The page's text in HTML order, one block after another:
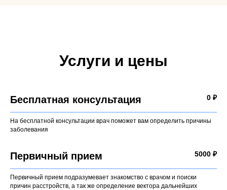
Услуги и цены
Бесплатная консультация 0 ₽
На бесплатной консультации врач поможет вам определить причины
заболевания
Первичный прием 5000 ₽
Первичный прием подразумевает знакомство с врачом и поиски
причин расстройств, а так же определение вектора дальнейших